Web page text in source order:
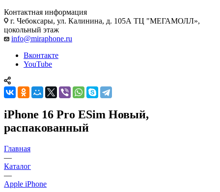
Контактная информация
г. Чебоксары, ул. Калинина, д. 105А ТЦ "МЕГАМОЛЛ»,
цокольный этаж
info@miraphone.ru
Вконтакте
YouTube
iPhone 16 Pro ESim Новый,
распакованный
Главная
—
Каталог
—
Apple iPhone